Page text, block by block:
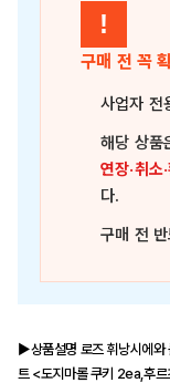
!
구매 전 꼭
사업자 전
해당 상
연장·취소
다.
구매 전
▶상품설명 로즈 휘낭시에와
트 <도지마롤 쿠키 2ea,후